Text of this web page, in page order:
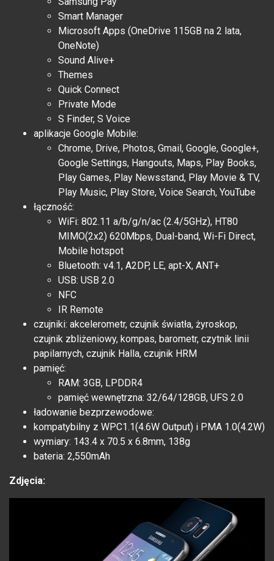
Smart Manager
Microsoft Apps (OneDrive 115GB na 2 lata,
OneNote)
Sound Alive+
Themes
Quick Connect
Private Mode
S Finder, S Voice
aplikacje Google Mobile:
Chrome, Drive, Photos, Gmail, Google, Google+,
Google Settings, Hangouts, Maps, Play Books,
Play Games, Play Newsstand, Play Movie & TV,
Play Music, Play Store, Voice Search, YouTube
łączność:
WiFi: 802.11 a/b/g/n/ac (2.4/5GHz), HT80
MIMO(2x2) 620Mbps, Dual-band, Wi-Fi Direct,
Mobile hotspot
Bluetooth: v4.1, A2DP, LE, apt-X, ANT+
USB: USB 2.0
NFC
IR Remote
czujniki: akcelerometr, czujnik światła, żyroskop,
czujnik zbliżeniowy, kompas, barometr, czytnik linii
papilarnych, czujnik Halla, czujnik HRM
pamięć:
RAM: 3GB, LPDDR4
pamięć wewnętrzna: 32/64/128GB, UFS 2.0
ładowanie bezprzewodowe:
kompatybilny z WPC1.1(4.6W Output) i PMA 1.0(4.2W)
wymiary: 143.4 x 70.5 x 6.8mm, 138g
bateria: 2,550mAh
Zdjęcia: